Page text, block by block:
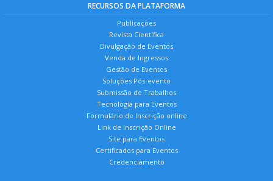
RECURSOS DA PLATAFORMA
Publicações
Revista Científica
Divulgação de Eventos
Venda de Ingressos
Gestão de Eventos
Soluções Pós-evento
Submissão de Trabalhos
Tecnologia para Eventos
Formulário de Inscrição online
Link de Inscrição Online
Site para Eventos
Certificados para Eventos
Credenciamento